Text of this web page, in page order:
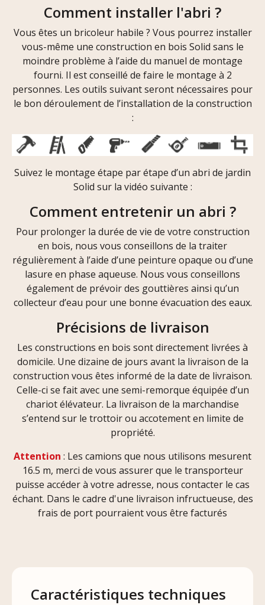
Comment installer l'abri ?
Vous êtes un bricoleur habile ? Vous pourrez installer
vous-même une construction en bois Solid sans le
moindre problème à l’aide du manuel de montage
fourni. Il est conseillé de faire le montage à 2
personnes. Les outils suivant seront nécessaires pour
le bon déroulement de l’installation de la construction
:
Suivez le montage étape par étape d’un abri de jardin
Solid sur la vidéo suivante :
Comment entretenir un abri ?
Pour prolonger la durée de vie de votre construction
en bois, nous vous conseillons de la traiter
régulièrement à l’aide d’une peinture opaque ou d’une
lasure en phase aqueuse. Nous vous conseillons
également de prévoir des gouttières ainsi qu’un
collecteur d’eau pour une bonne évacuation des eaux.
Précisions de livraison
Les constructions en bois sont directement livrées à
domicile. Une dizaine de jours avant la livraison de la
construction vous êtes informé de la date de livraison.
Celle-ci se fait avec une semi-remorque équipée d’un
chariot élévateur. La livraison de la marchandise
s’entend sur le trottoir ou accotement en limite de
propriété.
Attention : Les camions que nous utilisons mesurent
16.5 m, merci de vous assurer que le transporteur
puisse accéder à votre adresse, nous contacter le cas
échant. Dans le cadre d'une livraison infructueuse, des
frais de port pourraient vous être facturés
Caractéristiques techniques